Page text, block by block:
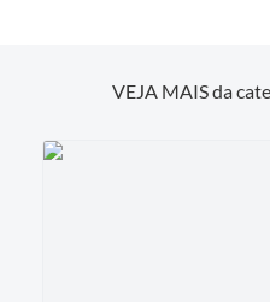
VEJA MAIS da